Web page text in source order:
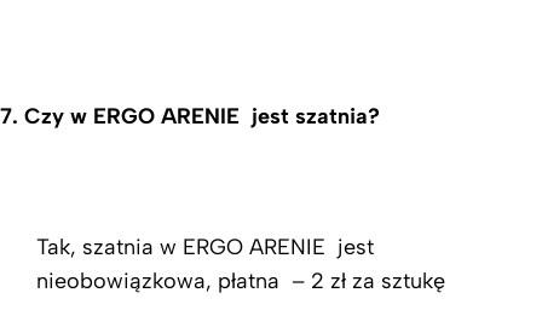
7. Czy w ERGO ARENIE jest szatnia?
Tak, szatnia w ERGO ARENIE jest
nieobowiązkowa, płatna – 2 zł za sztukę